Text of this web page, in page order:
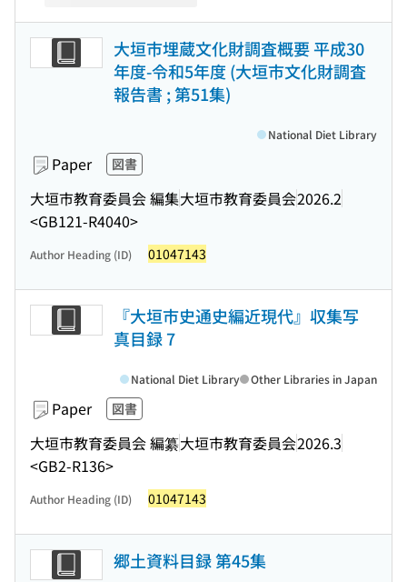
大垣市埋蔵文化財調査概要 平成30
年度-令和5年度 (大垣市文化財調査
報告書 ; 第51集)
Paper 図書
大垣市教育委員会 編集大垣市教育委員会2026.2
<GB121-R4040>
National Diet Library
Author Heading (ID) 01047143
『大垣市史通史編近現代』収集写
真目録 7
Paper 図書
大垣市教育委員会 編纂大垣市教育委員会2026.3
<GB2-R136>
National Diet Library Other Libraries in Japan
Author Heading (ID) 01047143
郷土資料目録 第45集